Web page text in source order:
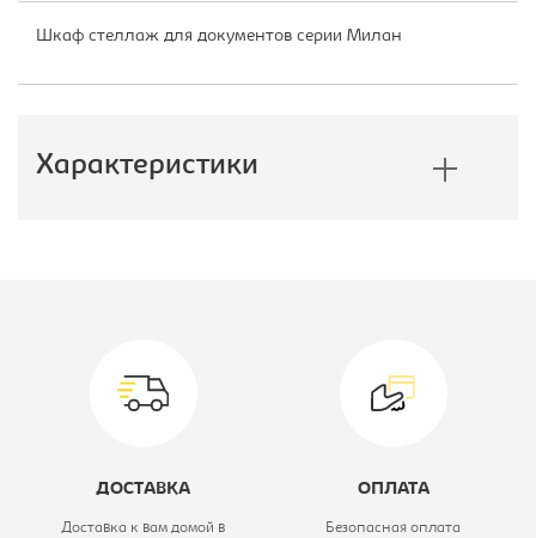
Шкаф стеллаж для документов серии Милан
Характеристики
Ширина, мм: 812
ДОСТАВКА
Доставка к вам домой в
ОПЛАТА
Безопасная оплата